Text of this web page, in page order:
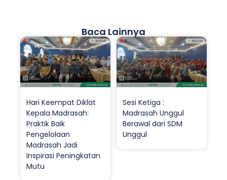
Baca Lainnya
Hari Keempat Diklat
Kepala Madrasah:
Praktik Baik
Pengelolaan
Madrasah Jadi
Inspirasi Peningkatan
Mutu
Sesi Ketiga :
Madrasah Unggul
Berawal dari SDM
Unggul